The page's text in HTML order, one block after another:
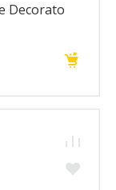
Decorato